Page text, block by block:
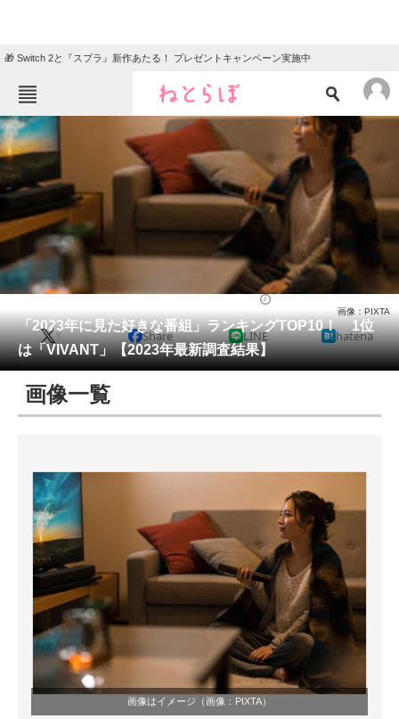
🎁 Switch 2と『スプラ』新作あたる！ プレゼントキャンペーン実施中
ねとらぼメニュー
TOP ニュース
エンタメ クイズ
グルメ
住まい 教育・育児
動物 リサーチ
会員記事
メディア
注目記事を集めた総合ページ
スマホと通信の最新トレンド
進化するPCとデバイスの未来
好きが集まる 比べて選べる
ビジネスと働き方のヒント
AI活用のいまが分かる
企業ITのトレンドを詳説
経営リーダーのコミュニティ
「2023年に見た好きな番組」ランキングTOP10！ 1位
は「VIVANT」【2023年最新調査結果】
画像：PIXTA
X Share LINE hatena
画像一覧
画像はイメージ（画像： PIXTA）